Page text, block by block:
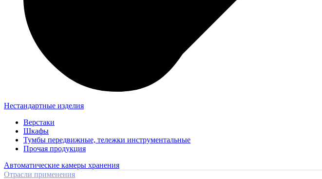
Нестандартные изделия
Верстаки
Шкафы
Тумбы передвижные, тележки инструментальные
Прочая продукция
Автоматические камеры хранения
Отрасли применения